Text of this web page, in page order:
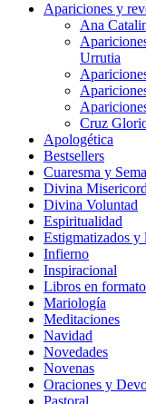
Apariciones y
Ana
Urrutia
Cruz
Apologética
Bestsellers
Cuaresma y
Divina
Divina Voluntad
Espiritualidad
Estigmatizados y
Infierno
Inspiracional
Libros en
Mariología
Meditaciones
Navidad
Novedades
Novenas
Oraciones y